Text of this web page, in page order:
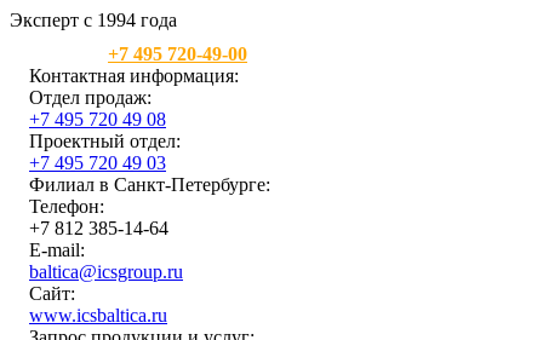
Эксперт с 1994 года
+7 495 720-49-00
Контактная информация:
Отдел продаж:
+7 495 720 49 08
Проектный отдел:
+7 495 720 49 03
Филиал в Санкт-Петербурге:
Телефон:
+7 812 385-14-64
E-mail:
baltica@icsgroup.ru
Сайт:
www.icsbaltica.ru